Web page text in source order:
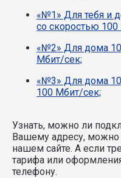
«№1» Для тебя и
со скоростью
«№2» Для дома
Мбит/сек;
«№3» Для дома
100 Мбит/сек;
Узнать, можно ли
Вашему адресу, можно
нашем сайте. А если
тарифа или
телефону.